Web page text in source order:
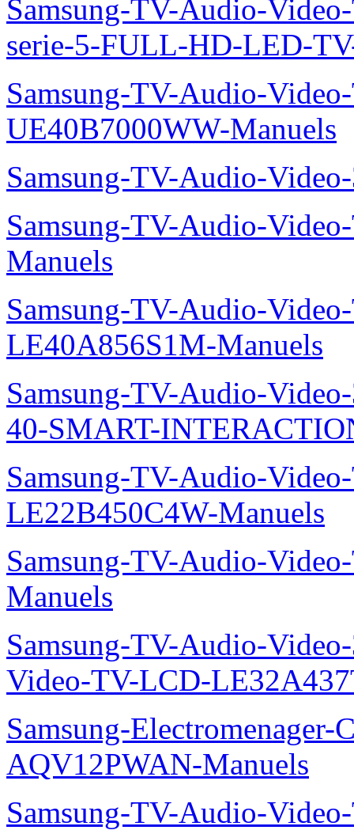
Samsung-TV-Audio-
serie-5-FULL-HD-LED-
Samsung-TV-Audio-
UE40B7000WW-Manuels
Samsung-TV-Audio-
Samsung-TV-Audio-
Manuels
Samsung-TV-Audio-
LE40A856S1M-Manuels
Samsung-TV-Audio-
40-SMART-
Samsung-TV-Audio-
LE22B450C4W-Manuels
Samsung-TV-Audio-
Manuels
Samsung-TV-Audio-
Video-TV-LCD-
Samsung-Electromenager-
AQV12PWAN-Manuels
Samsung-TV-Audio-